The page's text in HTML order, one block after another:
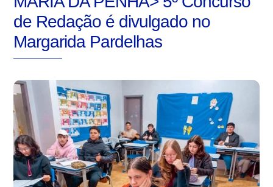
de Redação é divulgado no
Margarida Pardelhas